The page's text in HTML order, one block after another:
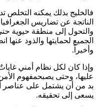
فالخليج بذلك يمكنه التخلص
الناتجة عن تضاريس
والتحول إلى منطقة حيوية
الجميع لحمايتها والذود عنها
وأخيراً.
وإذا كان لكل نظام أمني
عليها، وحتى يصبحمفهوم
بد من أن يشتمل على عناصر
يسعى إلى تحقيقه.